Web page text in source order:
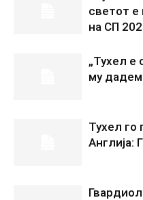
светот е
на СП
„Тухел е
му
Тухел го
Англија: